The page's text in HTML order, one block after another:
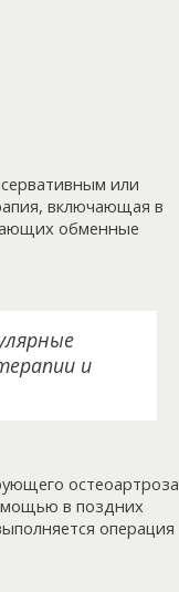
или
включающая в
обменные
и
остеоартроза
в поздних
операция